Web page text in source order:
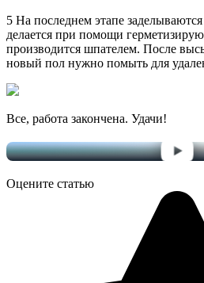
5 На последнем этапе
делается при помощи
производится шпателем. После
новый пол нужно помыть для
Все, работа закончена. Удачи!
Оцените статью